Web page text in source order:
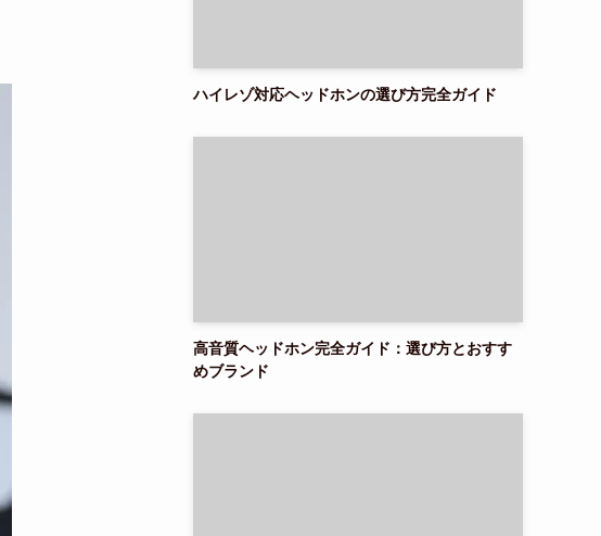
ハイレゾ対応ヘッドホンの選び方完全ガイド
高音質ヘッドホン完全ガイド：選び方とおすす
めブランド